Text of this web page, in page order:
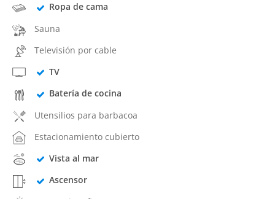
Ropa de cama
Sauna
Televisión por cable
TV
Batería de cocina
Utensilios para barbacoa
Estacionamiento cubierto
Vista al mar
Ascensor